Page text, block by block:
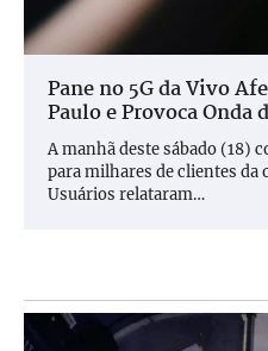
Pane no 5G da Vivo
Paulo e Provoca Onda
A manhã deste sábado (18)
para milhares de clientes da
Usuários relataram…